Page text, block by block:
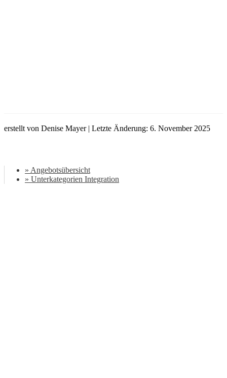
erstellt von Denise Mayer | Letzte Änderung: 6. November 2025
» Angebotsübersicht
» Unterkategorien Integration